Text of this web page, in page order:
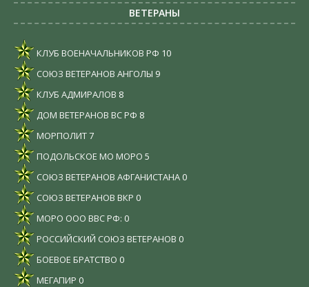
ВЕТЕРАНЫ
КЛУБ ВОЕНАЧАЛЬНИКОВ РФ 10
СОЮЗ ВЕТЕРАНОВ АНГОЛЫ 9
КЛУБ АДМИРАЛОВ 8
ДОМ ВЕТЕРАНОВ ВС РФ 8
МОРПОЛИТ7
ПОДОЛЬСКОЕ МО МОРО 5
СОЮЗ ВЕТЕРАНОВ АФГАНИСТАНА 0
СОЮЗ ВЕТЕРАНОВ ВКР 0
МОРО ООО ВВС РФ: 0
РОССИЙСКИЙ СОЮЗ ВЕТЕРАНОВ 0
БОЕВОЕ БРАТСТВО 0
МЕГАПИР 0